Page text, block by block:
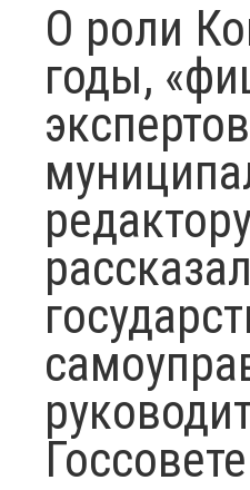
О роли
годы,